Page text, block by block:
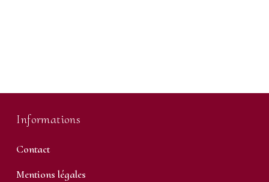
Informations
Contact
Mentions légales